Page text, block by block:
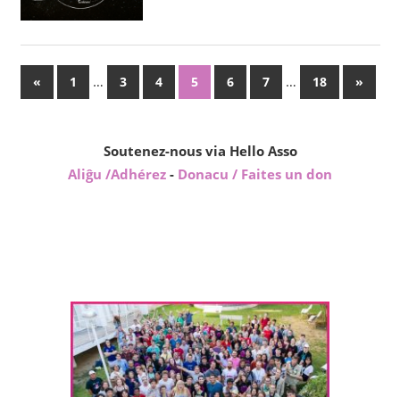
Paĝnumerado
«Antaŭaj
afiŝoj
1 … 3 4 5 6 7 … 18
Sekvaj
afiŝoj
»
Soutenez-nous via Hello Asso
Aliĝu /Adhérez - Donacu / Faites un don